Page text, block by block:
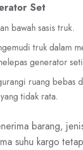
Set
bawah sasis truk.
truk dalam
generator
ruang
tidak rata.
barang,
suhu kargo